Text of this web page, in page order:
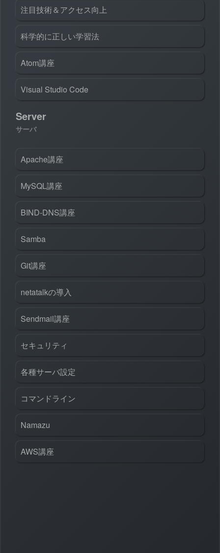
注目技術＆アクセス向上
科学的に正しい学習法
Atom講座
Visual Studio Code
Server
サーバ
Apache講座
MySQL講座
BIND-DNS講座
Samba
Git講座
netatalkの導入
Sendmail講座
セキュリティ
各種サーバ設定
コマンドライン
Namazu
AWS講座